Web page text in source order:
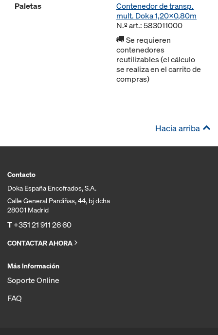
Paletas
Contenedor de transp.
mult. Doka 1,20x0,80m
N.º art.: 583011000
Se requieren
contenedores
reutilizables (el cálculo
se realiza en el carrito de
compras)
Hacia arriba
Contacto
Doka España Encofrados, S.A.
Calle General Pardiñas, 44, bj dcha
28001 Madrid
T+351 21 911 26 60
CONTACTAR AHORA
Más Información
Soporte Online
FAQ